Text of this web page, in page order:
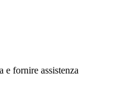
fornire assistenza